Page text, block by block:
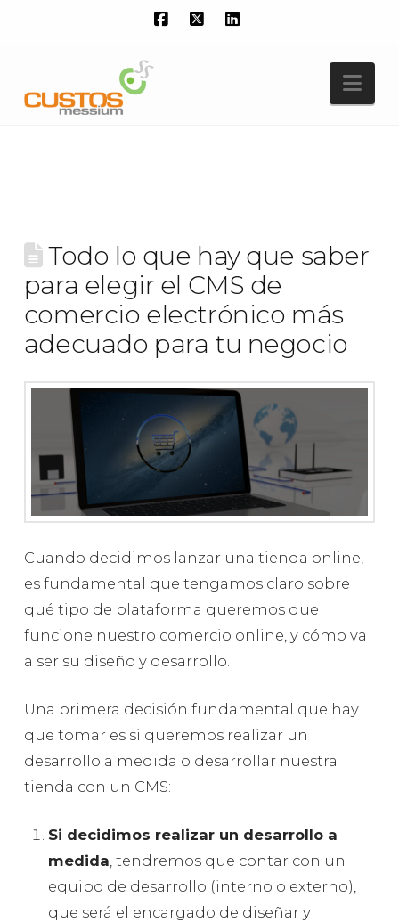
Todo lo que hay que saber
para elegir el CMS de
comercio electrónico más
adecuado para tu negocio
Cuando decidimos lanzar una tienda online,
es fundamental que tengamos claro sobre
qué tipo de plataforma queremos que
funcione nuestro comercio online, y cómo va
a ser su diseño y desarrollo.
Una primera decisión fundamental que hay
que tomar es si queremos realizar un
desarrollo a medida o desarrollar nuestra
tienda con un CMS:
Si decidimos realizar un desarrollo a
medida , tendremos que contar con un
equipo de desarrollo (interno o externo),
que será el encargado de diseñar y